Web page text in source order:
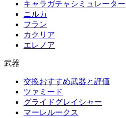
キャラガチャシミュレーター
ニルカ
フラン
カクリア
エレノア
武器
交換おすすめ武器と評価
ツァミード
グライドグレイシャー
マーレルークス